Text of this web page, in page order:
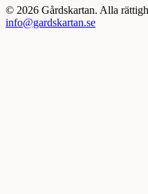
© 2026 Gårdskartan. Alla
info@gardskartan.se